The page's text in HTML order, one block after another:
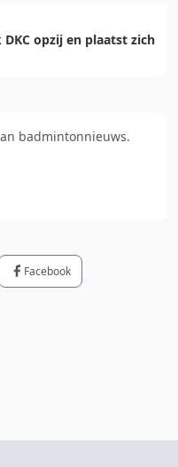
opzij en plaatst zich
badmintonnieuws.
Facebook